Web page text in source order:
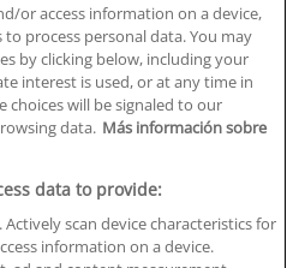
somos
Legal
Privacidad
Cookies
or access information on a device,
process personal data. You may
by clicking below, including your
interest is used, or at any time in
choices will be signaled to our
data. Más información sobre
data to provide:
scan device characteristics for
information on a device.